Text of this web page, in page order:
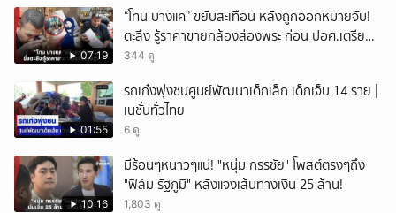
07:19
“โทน บางแค” ขยับสะเทือน หลังถูกออกหมายจับ!
ตะลึง รู้ราคาขายกล้องส่องพระ ก่อน ปอศ.เตรียม
บุกรวบ?
344 ดู
01:55
รถเก๋งพุ่งชนศูนย์พัฒนาเด็กเล็ก เด็กเจ็บ 14 ราย |
เนชั่นทั่วไทย
6 ดู
10:16
มีร้อนๆหนาวๆแน่! "หนุ่ม กรรชัย" โพสต์ตรงๆถึง
"ฟิล์ม รัฐภูมิ" หลังแจงเส้นทางเงิน 25 ล้าน!
1,803 ดู